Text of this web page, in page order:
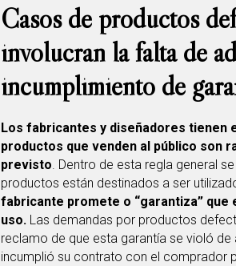
Casos de productos
involucran la falta de
incumplimiento de
Los fabricantes y diseñadores tienen
productos que venden al público son
previsto. Dentro de esta regla general
productos están destinados a ser
fabricante promete o “garantiza”
uso. Las demandas por productos
reclamo de que esta garantía se violó de
incumplió su contrato con el comprador